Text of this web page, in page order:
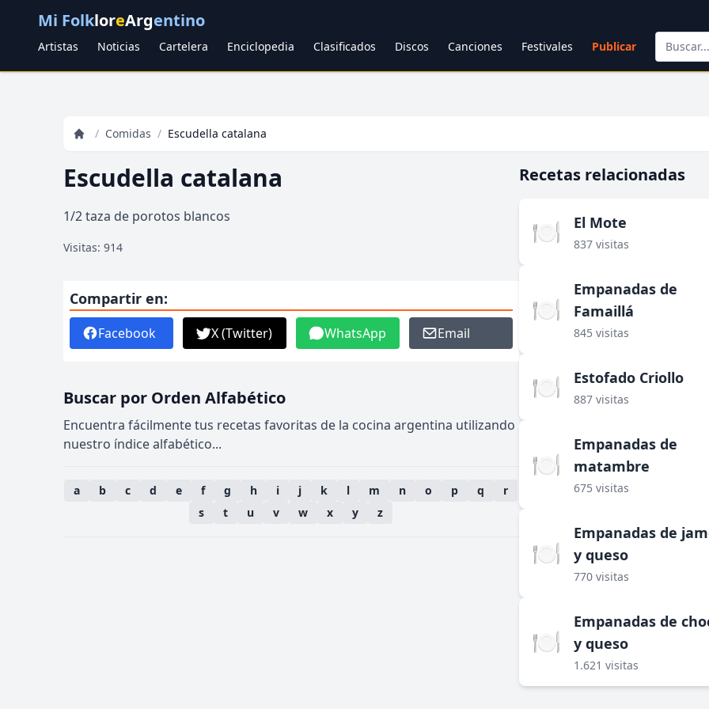
Mi FolkloreArgentino
Artistas Noticias Cartelera Enciclopedia Clasificados Discos Canciones Festivales Publicar
/ Comidas / Escudella catalana
Escudella catalana
1/2 taza de porotos blancos
Visitas: 914
Compartir en:
Facebook X (Twitter) WhatsApp Email
Buscar por Orden Alfabético
Encuentra fácilmente tus recetas favoritas de la cocina argentina utilizando
nuestro índice alfabético...
a b c d e f g h i j k l m n o p q
r
s
t u v w x y z
Recetas relacionadas
🍽️ El Mote
837 visitas
🍽️
Empanadas de
Famaillá
845 visitas
🍽️ Estofado Criollo
887 visitas
🍽️
Empanadas de
matambre
675 visitas
🍽️
Empanadas de
y queso
770 visitas
🍽️
Empanadas de
y queso
1.621 visitas